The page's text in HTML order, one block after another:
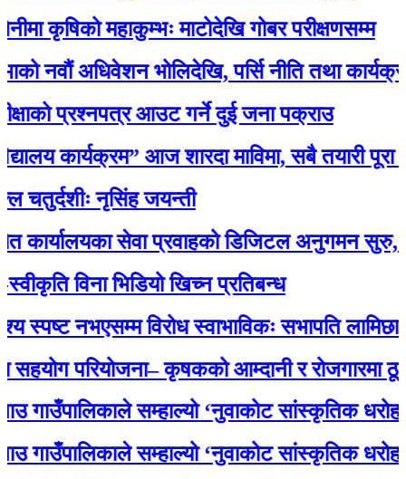
महाकुम्भः माटोदेखि गोबर परीक्षणसम्म
अधिवेशन भोलिदेखि, पर्सि नीति तथा कार्यक्रम
प्रश्नपत्र आउट गर्ने दुई जना पक्राउ
कार्यक्रम” आज शारदा माविमा, सबै तयारी पूरा
नृसिंह जयन्ती
सेवा प्रवाहको डिजिटल अनुगमन सुरु, मन्त्री
विना भिडियो खिच्न प्रतिबन्ध
नभएसम्म विरोध स्वाभाविकः सभापति लामिछाने
परियोजना– कृषकको आम्दानी र रोजगारमा ठूलो
सम्हाल्यो ‘नुवाकोट सांस्कृतिक धरोहर
सम्हाल्यो ‘नुवाकोट सांस्कृतिक धरोहर